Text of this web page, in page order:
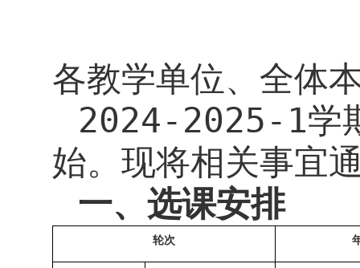
各教学单位、全体
2024-2025 - 1学
始。现将相关事宜
一、选课安排
轮次